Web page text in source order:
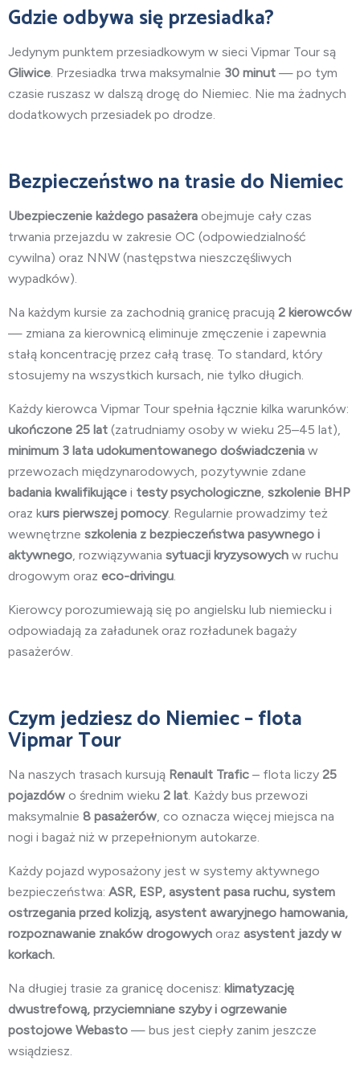
Gdzie odbywa się przesiadka?
Jedynym punktem przesiadkowym w sieci Vipmar Tour są
Gliwice . Przesiadka trwa maksymalnie 30 minut — po tym
czasie ruszasz w dalszą drogę do Niemiec. Nie ma żadnych
dodatkowych przesiadek po drodze.
Bezpieczeństwo na trasie do Niemiec
Ubezpieczenie każdego pasażera obejmuje cały czas
trwania przejazdu w zakresie OC (odpowiedzialność
cywilna) oraz NNW (następstwa nieszczęśliwych
wypadków).
Na każdym kursie za zachodnią granicę pracują 2 kierowców
— zmiana za kierownicą eliminuje zmęczenie i zapewnia
stałą koncentrację przez całą trasę. To standard, który
stosujemy na wszystkich kursach, nie tylko długich.
Każdy kierowca Vipmar Tour spełnia łącznie kilka warunków:
ukończone 25 lat (zatrudniamy osoby w wieku 25–45 lat),
minimum 3 lata udokumentowanego doświadczenia w
przewozach międzynarodowych, pozytywnie zdane
badania kwalifikujące i testy psychologiczne szkolenie BHP
oraz kurs pierwszej pomocy. Regularnie prowadzimy też
wewnętrzne szkolenia z bezpieczeństwa pasywnego i
aktywnego , rozwiązywania sytuacji kryzysowych w ruchu
drogowym oraz eco-drivingu
Kierowcy porozumiewają się po angielsku lub niemiecku i
odpowiadają za załadunek oraz rozładunek bagaży
pasażerów.
Czym jedziesz do Niemiec – flota
Vipmar Tour
Na naszych trasach kursują Renault Trafic – flota liczy 25
pojazdów o średnim wieku 2 lat . Każdy bus przewozi
maksymalnie 8 pasażerów , co oznacza więcej miejsca na
nogi i bagaż niż w przepełnionym autokarze.
Każdy pojazd wyposażony jest w systemy aktywnego
bezpieczeństwa: ASR, ESP, asystent pasa ruchu, system
ostrzegania przed kolizją, asystent awaryjnego hamowania,
rozpoznawanie znaków drogowych oraz asystent jazdy w
korkach.
Na długiej trasie za granicę docenisz: klimatyzację
dwustrefową, przyciemniane szyby i ogrzewanie
postojowe Webasto — bus jest ciepły zanim jeszcze
wsiądziesz.